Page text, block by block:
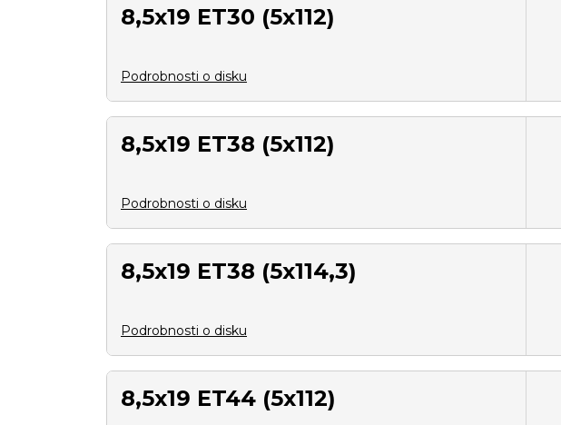
8,5x19 ET30 (5x112)
Podrobnosti o disku
8,5x19 ET38 (5x112)
Podrobnosti o disku
8,5x19 ET38 (5x114,3)
Podrobnosti o disku
8,5x19 ET44 (5x112)